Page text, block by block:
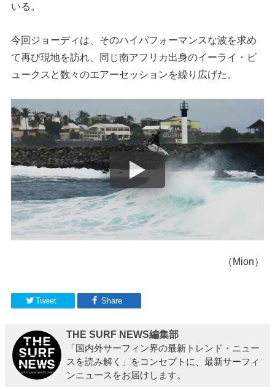
いる。
今回ジョーディは、そのハイパフォーマンスな波を求め
て再び現地を訪れ、同じ南アフリカ出身のイーライ・ビ
ュークスと数々のエアーセッションを繰り広げた。
（Mion）
Tweet Share
THE SURF NEWS編集部
「国内外サーフィン界の最新トレンド・ニュー
スを読み解く」をコンセプトに、最新サーフィ
ンニュースをお届けします。